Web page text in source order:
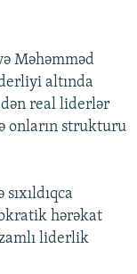
Məhəmməd
altında
real liderlər
onların strukturu
hərəkat
liderlik